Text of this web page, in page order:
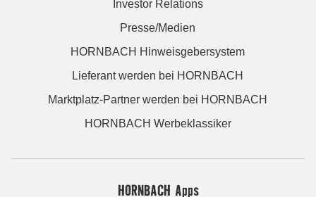
Investor Relations
Presse/Medien
HORNBACH Hinweisgebersystem
Lieferant werden bei HORNBACH
Marktplatz-Partner werden bei HORNBACH
HORNBACH Werbeklassiker
HORNBACH Apps